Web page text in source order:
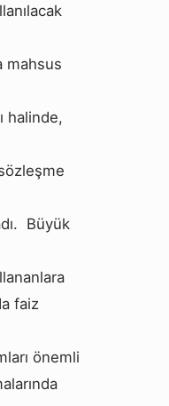
mahsus
halinde,
Büyük
faiz
önemli